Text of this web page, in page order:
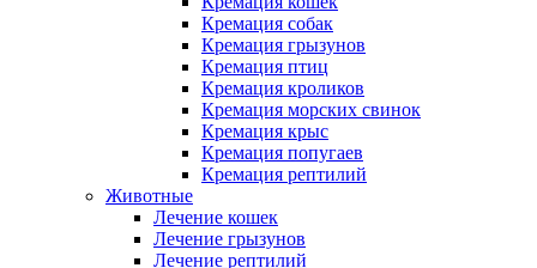
Кремация собак
Кремация грызунов
Кремация птиц
Кремация кроликов
Кремация морских свинок
Кремация крыс
Кремация попугаев
Кремация рептилий
Животные
Лечение кошек
Лечение грызунов
Лечение рептилий